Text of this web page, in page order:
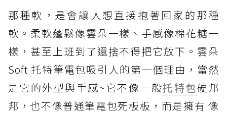
那種軟，是會讓人想直接抱著回家的那種
軟。柔軟蓬鬆像雲朵一樣、手感像棉花糖一
樣，甚至上班到了還捨不得把它放下。雲朵
Soft 托特筆電包吸引人的第一個理由，當然
是它的外型與手感~它不像一般托特包硬邦
邦，也不像普通筆電包死板板，而是擁有 像